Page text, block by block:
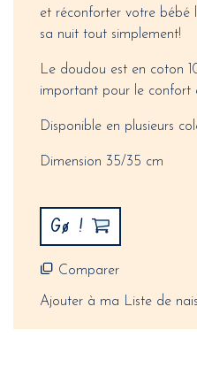
et réconforter votre bébé
sa nuit tout simplement!
Le doudou est en coton
important pour le confort
Disponible en plusieurs
Dimension 35/35 cm
Gø !
Comparer
Ajouter à ma Liste de